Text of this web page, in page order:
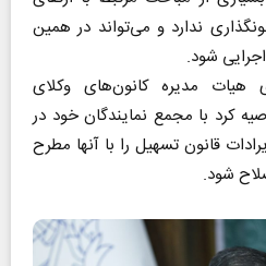
ندارد و می‌تواند در همین
شود.
هیات مدیره کانون‌های وکلای
کرد با مجمع نمایندگان خود در
قانون تسهیل را با آنها مطرح
شود.